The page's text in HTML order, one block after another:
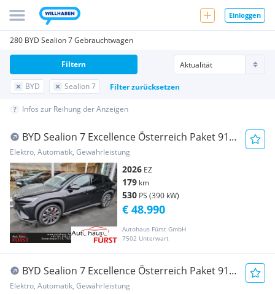
Einloggen
280 BYD Sealion 7 Gebrauchtwagen
BYD Sealion 7 Filter zurücksetzen
Filtern
Infos zur Reihung der Anzeigen
BYD Sealion 7 Excellence Österreich Paket 91.5
kWh AWD
Elektro, Automatik, Gewährleistung
2026 EZ
179 km
530 PS (390 kW)
Autohaus Fürst GmbH
7502 Unterwart
€ 48.990
BYD Sealion 7 Excellence Österreich Paket 91.5
kWh AWD
Elektro, Automatik, Gewährleistung